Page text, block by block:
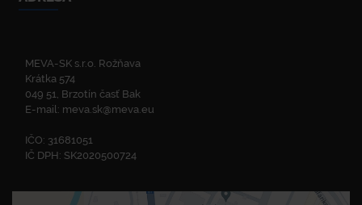
MEVA-SK s.r.o. Rožňava
Krátka 574
049 51, Brzotín časť Bak
E-mail: meva.sk@meva.eu
IČO: 31681051
IČ DPH: SK2020500724